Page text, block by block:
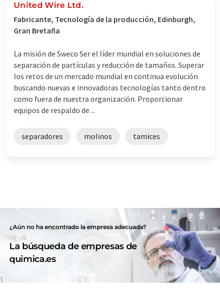
United Wire Ltd.
Fabricante, Tecnología de la producción, Edinburgh,
Gran Bretaña
La misión de Sweco Ser el líder mundial en soluciones de
separación de partículas y reducción de tamaños. Superar
los retos de un mercado mundial en continua evolución
buscando nuevas e innovadoras tecnologías tanto dentro
como fuera de nuestra organización. Proporcionar
equipos de respaldo de ...
separadores molinos tamices
¿Aún no ha encontrado la empresa adecuada?
La búsqueda de empresas de
quimica.es